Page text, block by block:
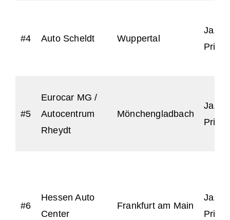
#4 Auto Scheldt Wuppertal
Ja, für
#5
Eurocar MG /
Autocentrum
Rheydt
Mönchengladbach
Ja, für
#6
Hessen Auto
Center
Frankfurt am Main
Ja, für